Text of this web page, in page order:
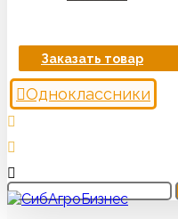
Заказать товар
Одноклассники